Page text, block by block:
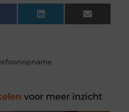
LinkedIn Email
voor meer inzicht